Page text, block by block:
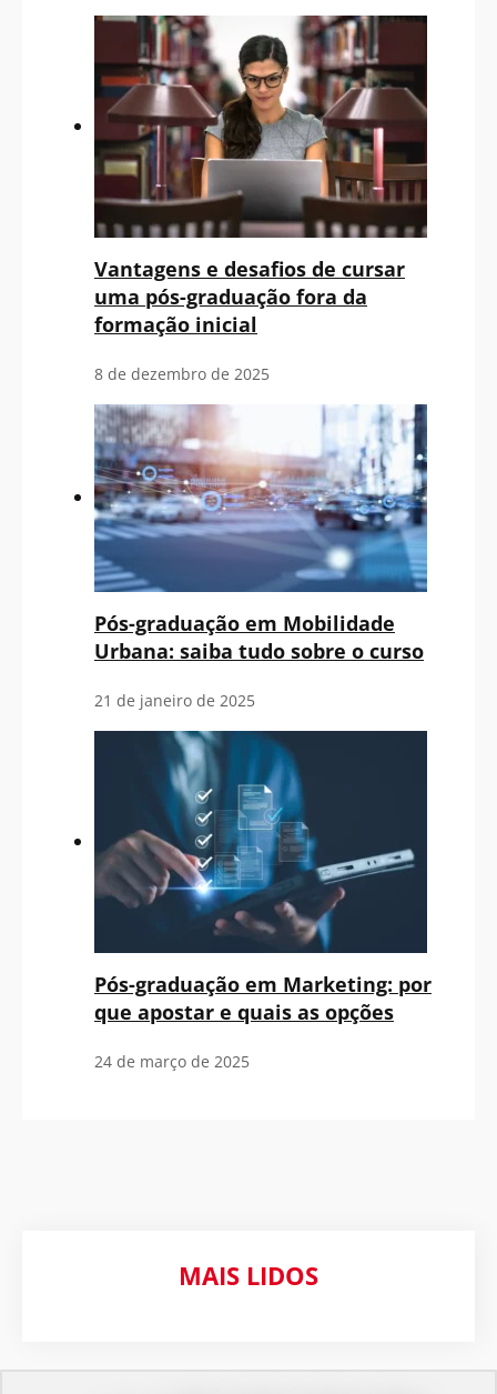
Vantagens e desafios de cursar
uma pós-graduação fora da
formação inicial
8 de dezembro de 2025
Pós-graduação em Mobilidade
Urbana: saiba tudo sobre o curso
21 de janeiro de 2025
Pós-graduação em Marketing: por
que apostar e quais as opções
24 de março de 2025
MAIS LIDOS